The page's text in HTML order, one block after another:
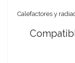
Calefactores y